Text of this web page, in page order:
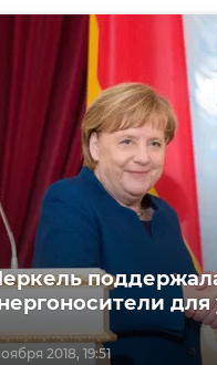
2018, 19:51